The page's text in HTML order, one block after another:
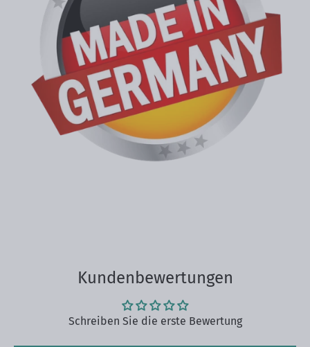
Kundenbewertungen
Schreiben Sie die erste Bewertung